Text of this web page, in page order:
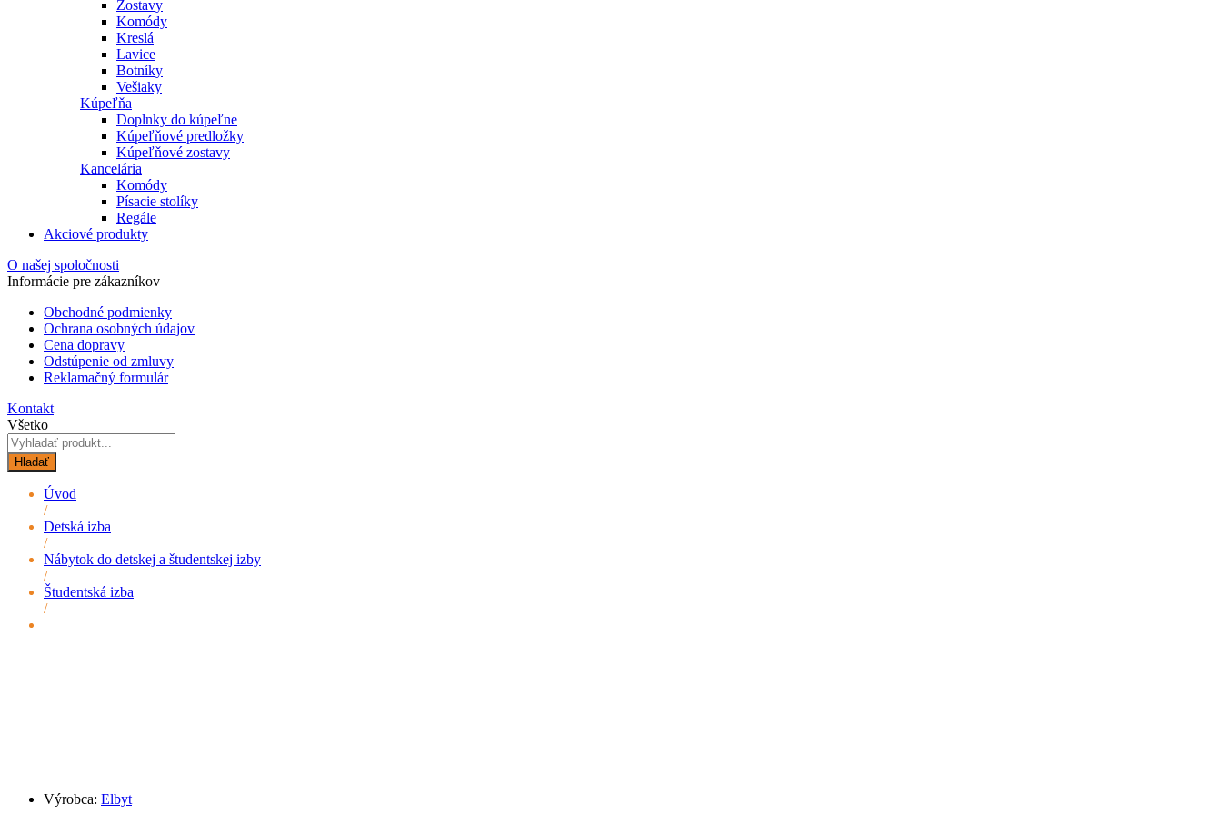
Zostavy
Komódy
Kreslá
Lavice
Botníky
Vešiaky
Kúpeľňa
Doplnky do kúpeľne
Kúpeľňové predložky
Kúpeľňové zostavy
Kancelária
Komódy
Písacie stolíky
Regále
Akciové produkty
O našej spoločnosti
Informácie pre zákazníkov
Obchodné podmienky
Ochrana osobných údajov
Cena dopravy
Odstúpenie od zmluvy
Reklamačný formulár
Kontakt
Všetko
Hladať
Úvod
/
Detská izba
/
Nábytok do detskej a študentskej izby
/
Študentská izba
/
Výrobca: Elbyt